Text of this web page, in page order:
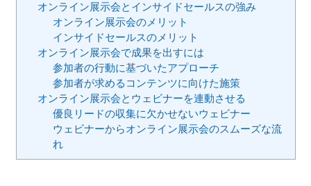
オンライン展示会とインサイドセールスの強み
オンライン展示会のメリット
インサイドセールスのメリット
オンライン展示会で成果を出すには
参加者の行動に基づいたアプローチ
参加者が求めるコンテンツに向けた施策
オンライン展示会とウェビナーを連動させる
優良リードの収集に欠かせないウェビナー
ウェビナーからオンライン展示会のスムーズな流
れ